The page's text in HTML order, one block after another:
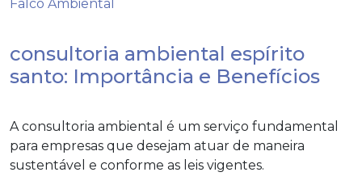
consultoria ambiental espírito
santo: Importância e Benefícios
A consultoria ambiental é um serviço fundamental
para empresas que desejam atuar de maneira
sustentável e conforme as leis vigentes.